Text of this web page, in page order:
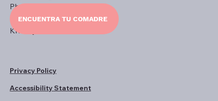
Physician
Dr. Ernest L.
Khoury
ENCUENTRA TU COMADRE
Privacy Policy
Accessibility Statement